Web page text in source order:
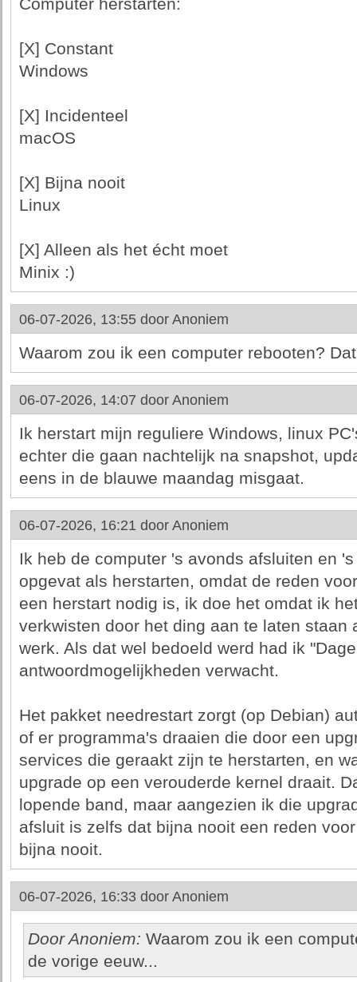
Computer herstarten:
[X] Constant
Windows
[X] Incidenteel
macOS
[X] Bijna nooit
Linux
[X] Alleen als het écht moet
Minix :)
06-07-2026, 13:55 door Anoniem
Waarom zou ik een computer rebooten?
06-07-2026, 14:07 door Anoniem
Ik herstart mijn reguliere Windows, linux
echter die gaan nachtelijk na snapshot,
eens in de blauwe maandag misgaat.
06-07-2026, 16:21 door Anoniem
Ik heb de computer 's avonds afsluiten en
opgevat als herstarten, omdat de reden
een herstart nodig is, ik doe het omdat ik
verkwisten door het ding aan te laten staan
werk. Als dat wel bedoeld werd had ik
antwoordmogelijkheden verwacht.
Het pakket needrestart zorgt (op Debian)
of er programma's draaien die door een
services die geraakt zijn te herstarten, en
upgrade op een verouderde kernel draait.
lopende band, maar aangezien ik die
afsluit is zelfs dat bijna nooit een reden
bijna nooit.
06-07-2026, 16:33 door Anoniem
Door Anoniem: Waarom zou ik een
de vorige eeuw...